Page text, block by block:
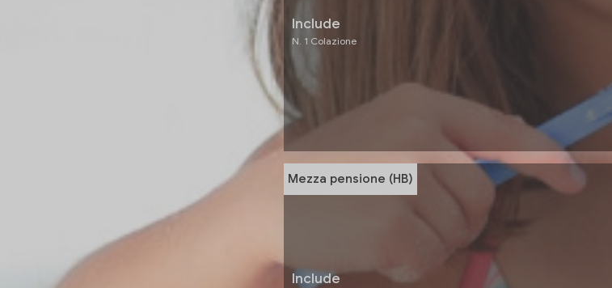
Include
N. 1 Colazione
Mezza pensione (HB)
Include